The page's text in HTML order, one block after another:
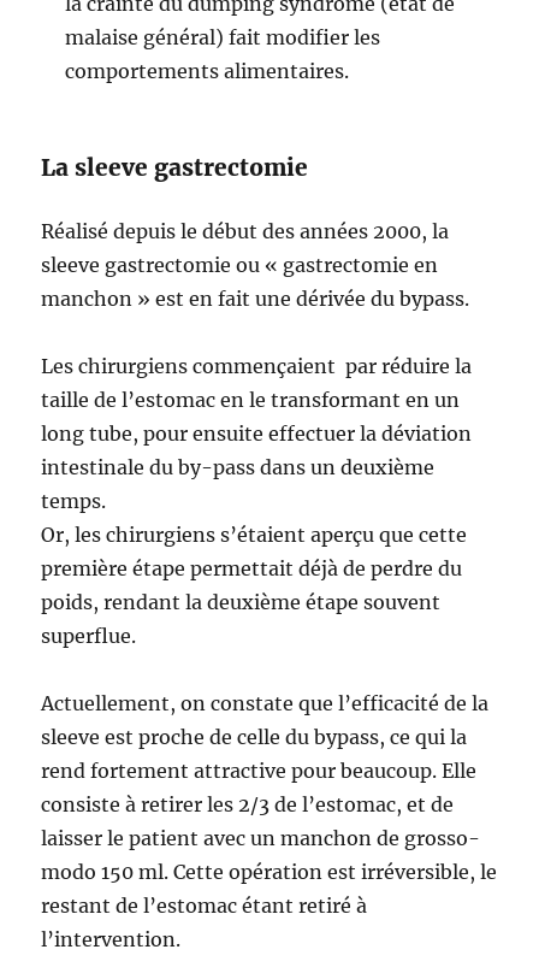
malaise général) fait modifier les
comportements alimentaires.
La sleeve gastrectomie
Réalisé depuis le début des années 2000, la
sleeve gastrectomie ou « gastrectomie en
manchon » est en fait une dérivée du bypass.
Les chirurgiens commençaient par réduire la
taille de l’estomac en le transformant en un
long tube, pour ensuite effectuer la déviation
intestinale du by-pass dans un deuxième
temps.
Or, les chirurgiens s’étaient aperçu que cette
première étape permettait déjà de perdre du
poids, rendant la deuxième étape souvent
superflue.
Actuellement, on constate que l’efficacité de la
sleeve est proche de celle du bypass, ce qui la
rend fortement attractive pour beaucoup. Elle
consiste à retirer les 2/3 de l’estomac, et de
laisser le patient avec un manchon de grosso-
modo 150 ml. Cette opération est irréversible, le
restant de l’estomac étant retiré à
l’intervention.